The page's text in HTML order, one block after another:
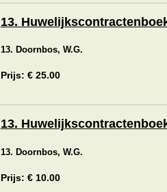
13.
13. Doornbos, W.G.
Prijs: € 25.00
13.
13. Doornbos, W.G.
Prijs: € 10.00